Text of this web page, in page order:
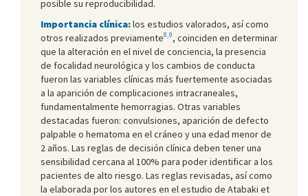
posible su reproducibilidad.
Importancia clínica:los estudios valorados, así como
otros realizados previamente8,9, coinciden en determinar
que la alteración en el nivel de conciencia, la presencia
de focalidad neurológica y los cambios de conducta
fueron las variables clínicas más fuertemente asociadas
a la aparición de complicaciones intracraneales,
fundamentalmente hemorragias. Otras variables
destacadas fueron: convulsiones, aparición de defecto
palpable o hematoma en el cráneo y una edad menor de
2 años. Las reglas de decisión clínica deben tener una
sensibilidad cercana al 100% para poder identificar a los
pacientes de alto riesgo. Las reglas revisadas, así como
la elaborada por los autores en el estudio de Atabaki et